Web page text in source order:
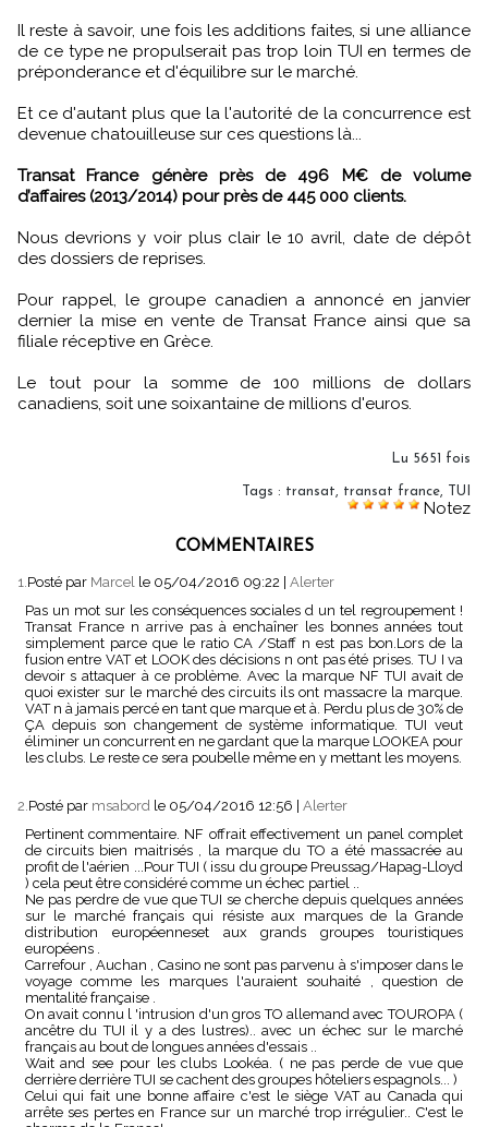
Il reste à savoir, une fois les additions faites, si une alliance
de ce type ne propulserait pas trop loin TUI en termes de
préponderance et d'équilibre sur le marché.
Et ce d'autant plus que la l'autorité de la concurrence est
devenue chatouilleuse sur ces questions là...
Transat France génère près de 496 M€ de volume
d’affaires (2013/2014) pour près de 445 000 clients.
Nous devrions y voir plus clair le 10 avril, date de dépôt
des dossiers de reprises.
Pour rappel, le groupe canadien a annoncé en janvier
dernier la mise en vente de Transat France ainsi que sa
filiale réceptive en Grèce.
Le tout pour la somme de 100 millions de dollars
canadiens, soit une soixantaine de millions d'euros.
Lu 5651 fois
Tags : transat transat france TUI
Notez
COMMENTAIRES
1. Posté par Marcel le 05/04/2016 09:22 | Alerter
Pas un mot sur les conséquences sociales d un tel regroupement !
Transat France n arrive pas à enchaîner les bonnes années tout
simplement parce que le ratio CA /Staff n est pas bon.Lors de la
fusion entre VAT et LOOK des décisions n ont pas été prises. TU I va
devoir s attaquer à ce problème. Avec la marque NF TUI avait de
quoi exister sur le marché des circuits ils ont massacre la marque.
VAT n à jamais percé en tant que marque et à. Perdu plus de 30% de
ÇA depuis son changement de système informatique. TUI veut
éliminer un concurrent en ne gardant que la marque LOOKEA pour
les clubs. Le reste ce sera poubelle même en y mettant les moyens.
2. Posté par msabord le 05/04/2016 12:56
Alerter
Pertinent commentaire. NF offrait effectivement un panel complet
de circuits bien maitrisés , la marque du TO a été massacrée au
profit de l'aérien ...Pour TUI ( issu du groupe Preussag/Hapag-Lloyd
) cela peut être considéré comme un échec partiel ..
Ne pas perdre de vue que TUI se cherche depuis quelques années
sur le marché français qui résiste aux marques de la Grande
distribution européenneset aux grands groupes touristiques
européens .
Carrefour , Auchan , Casino ne sont pas parvenu à s'imposer dans le
voyage comme les marques l'auraient souhaité , question de
mentalité française .
On avait connu l 'intrusion d'un gros TO allemand avec TOUROPA (
ancêtre du TUI il y a des lustres).. avec un échec sur le marché
français au bout de longues années d'essais ..
Wait and see pour les clubs Lookéa. ( ne pas perde de vue que
derrière derrière TUI se cachent des groupes hôteliers espagnols... )
Celui qui fait une bonne affaire c'est le siège VAT au Canada qui
arrête ses pertes en France sur un marché trop irrégulier.. C'est le